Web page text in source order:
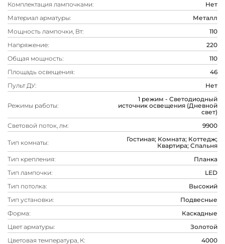
Комплектация лампочками:
Нет
Материал арматуры:
Металл
Мощность лампочки, Вт:
110
Напряжение:
220
Общая мощность:
110
Площадь освещения:
46
Пульт ДУ:
Нет
Режимы работы:
1 режим - Светодиодный
источник освещения (Дневной
свет)
Световой поток, лм:
9900
Тип комнаты:
Гостиная; Комната; Коттедж;
Квартира; Спальня
Тип крепления:
Планка
Тип лампочки:
LED
Тип потолка:
Высокий
Тип установки:
Подвесные
Форма:
Каскадные
Цвет арматуры:
Золотой
Цветовая температура, К:
4000